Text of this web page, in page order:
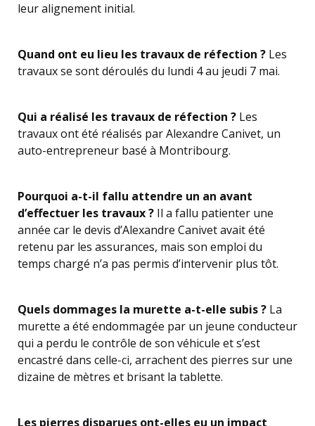
leur alignement initial.
Quand ont eu lieu les travaux de réfection ? Les
travaux se sont déroulés du lundi 4 au jeudi 7 mai.
Qui a réalisé les travaux de réfection ? Les
travaux ont été réalisés par Alexandre Canivet, un
auto-entrepreneur basé à Montribourg.
Pourquoi a-t-il fallu attendre un an avant
d’effectuer les travaux ? Il a fallu patienter une
année car le devis d’Alexandre Canivet avait été
retenu par les assurances, mais son emploi du
temps chargé n’a pas permis d’intervenir plus tôt.
Quels dommages la murette a-t-elle subis ? La
murette a été endommagée par un jeune conducteur
qui a perdu le contrôle de son véhicule et s’est
encastré dans celle-ci, arrachent des pierres sur une
dizaine de mètres et brisant la tablette.
Les pierres disparues ont-elles eu un impact